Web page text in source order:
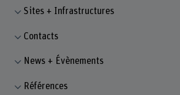
Sites + Infrastructures
Contacts
News + Évènements
Références